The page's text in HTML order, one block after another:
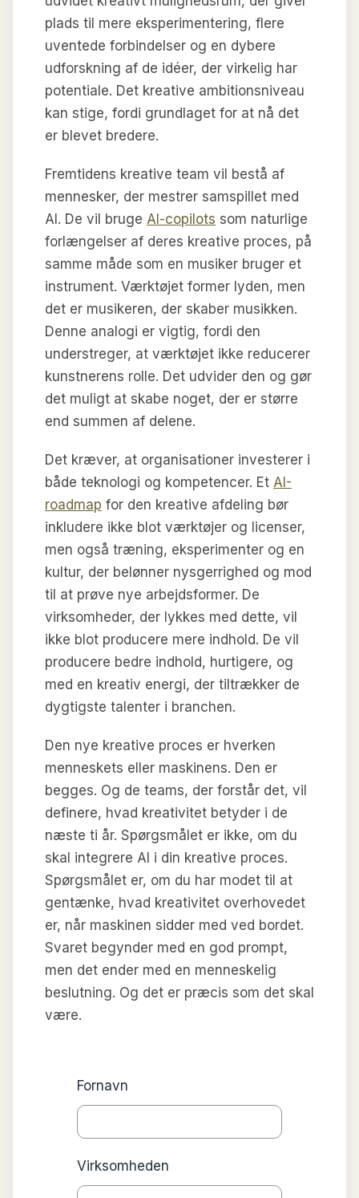
plads til mere eksperimentering, flere
uventede forbindelser og en dybere
udforskning af de idéer, der virkelig har
potentiale. Det kreative ambitionsniveau
kan stige, fordi grundlaget for at nå det
er blevet bredere.
Fremtidens kreative team vil bestå af
mennesker, der mestrer samspillet med
AI. De vil bruge AI-copilots som naturlige
forlængelser af deres kreative proces, på
samme måde som en musiker bruger et
instrument. Værktøjet former lyden, men
det er musikeren, der skaber musikken.
Denne analogi er vigtig, fordi den
understreger, at værktøjet ikke reducerer
kunstnerens rolle. Det udvider den og gør
det muligt at skabe noget, der er større
end summen af delene.
Det kræver, at organisationer investerer i
både teknologi og kompetencer. Et AI-
roadmap for den kreative afdeling bør
inkludere ikke blot værktøjer og licenser,
men også træning, eksperimenter og en
kultur, der belønner nysgerrighed og mod
til at prøve nye arbejdsformer. De
virksomheder, der lykkes med dette, vil
ikke blot producere mere indhold. De vil
producere bedre indhold, hurtigere, og
med en kreativ energi, der tiltrækker de
dygtigste talenter i branchen.
Den nye kreative proces er hverken
menneskets eller maskinens. Den er
begges. Og de teams, der forstår det, vil
definere, hvad kreativitet betyder i de
næste ti år. Spørgsmålet er ikke, om du
skal integrere AI i din kreative proces.
Spørgsmålet er, om du har modet til at
gentænke, hvad kreativitet overhovedet
er, når maskinen sidder med ved bordet.
Svaret begynder med en god prompt,
men det ender med en menneskelig
beslutning. Og det er præcis som det skal
være.
Fornavn
Virksomheden